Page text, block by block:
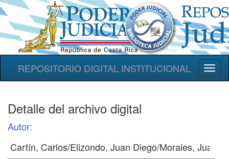
REPOSITORIO DIGITAL INSTITUCIONAL
Detalle del archivo digital
Autor: